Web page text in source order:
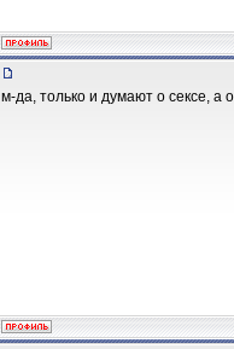
м-да, только и думают о сексе, а